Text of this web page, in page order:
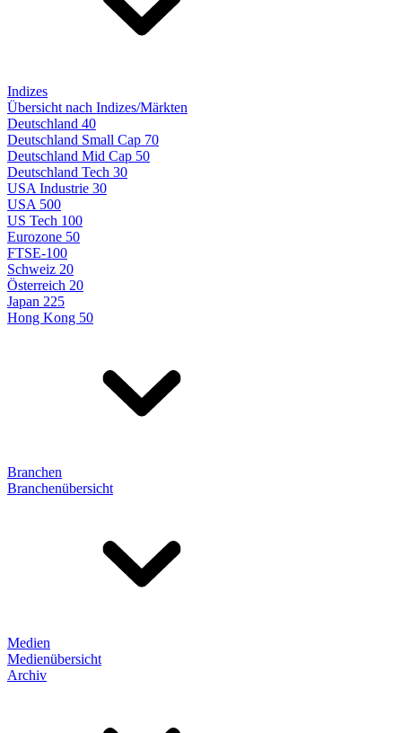
Indizes
Übersicht nach Indizes/Märkten
Deutschland 40
Deutschland Small Cap 70
Deutschland Mid Cap 50
Deutschland Tech 30
USA Industrie 30
USA 500
US Tech 100
Eurozone 50
FTSE-100
Schweiz 20
Österreich 20
Japan 225
Hong Kong 50
Branchen
Branchenübersicht
Medien
Medienübersicht
Archiv